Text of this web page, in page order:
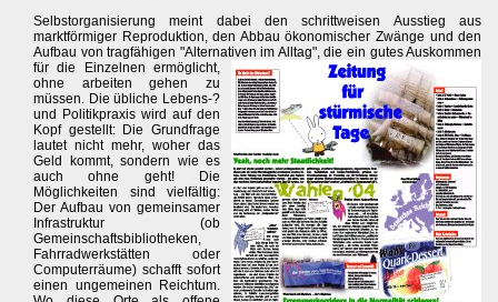
Selbstorganisierung meint dabei den schrittweisen Ausstieg aus
marktförmiger Reproduktion, den Abbau ökonomischer Zwänge und den
Aufbau von tragfähigen "Alternativen im Alltag", die ein gutes Auskommen
für die Einzelnen ermöglicht,
ohne arbeiten gehen zu
müssen. Die übliche Lebens-?
und Politikpraxis wird auf den
Kopf gestellt: Die Grundfrage
lautet nicht mehr, woher das
Geld kommt, sondern wie es
auch ohne geht! Die
Möglichkeiten sind vielfältig:
Der Aufbau von gemeinsamer
Infrastruktur (ob
Gemeinschaftsbibliotheken,
Fahrradwerkstätten oder
Computerräume) schafft sofort
einen ungemeinen Reichtum.